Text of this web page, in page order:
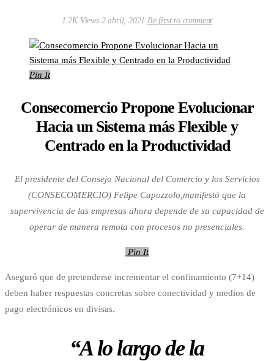
1.2K Views 2 abril, 2021 Be first to comment
Pin It
Consecomercio Propone Evolucionar
Hacia un Sistema más Flexible y
Centrado en la Productividad
El presidente del Consejo Nacional del Comercio y los Servicios
(CONSECOMERCIO) Felipe Capozzolo,manifestó que la
supervivencia de las empresas ahora depende de su capacidad de
operar de manera remota con procesos no presenciales.
Pin It
Aseguró que de pretenderse incrementar el confinamiento (7+14)
deben haber respuestas concretas sobre conectividad y medios de
pago electrónicos en divisas.
“A lo largo de la